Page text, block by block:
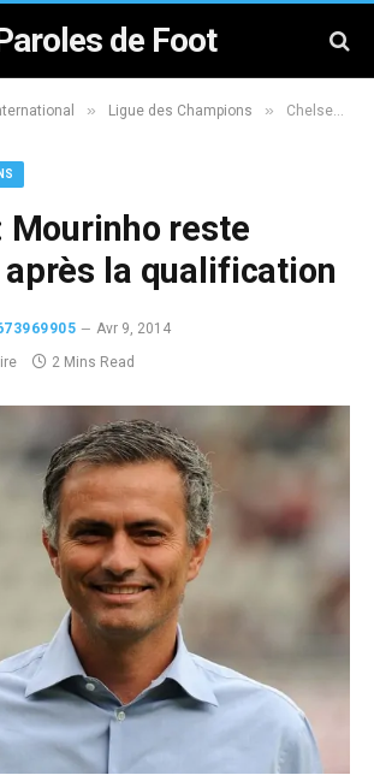
de Foot
» Ligue des Champions » Chelsea : Mourinho reste modeste après la qualification
Mourinho reste
la qualification
Avr 9, 2014
2 Mins Read